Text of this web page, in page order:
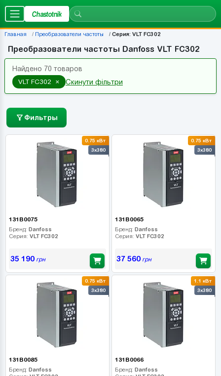
Chastotnik
Главная Преобразователи частоты Серия: VLT FC302
Преобразователи частоты Danfoss VLT FC302
Найдено 70 товаров
VLT FC302
× Скинути фільтри
Фильтры
0.75 кВт
3x380
131B0075
Бренд: Danfoss
Серия: VLT FC302
35 190грн
0.75 кВт
3x380
131B0065
Бренд: Danfoss
Серия: VLT FC302
37 560грн
0.75 кВт
3x380
131B0085
Бренд: Danfoss
1.1 кВт
3x380
131B0066
Бренд: Danfoss